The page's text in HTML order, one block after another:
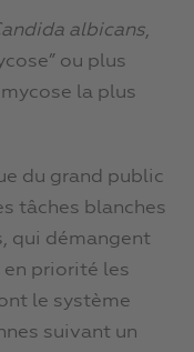
albicans,
ou plus
la plus
du grand public
tâches blanches
qui démangent
priorité les
le système
suivant un